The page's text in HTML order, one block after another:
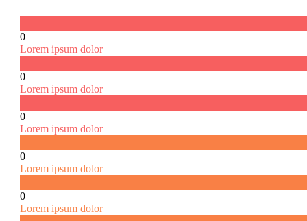
0
Lorem ipsum dolor
0
Lorem ipsum dolor
0
Lorem ipsum dolor
0
Lorem ipsum dolor
0
Lorem ipsum dolor